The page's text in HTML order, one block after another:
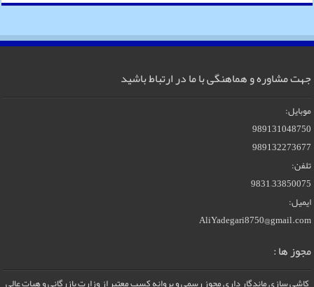
جهت مشاوره و هماهنگی با ما در ارتباط باشید
موبایل:
989131048750
989132273677
تلفن:
33850075–9831
ایمیل:
AliYadegari8750@gmail.com
مجوز ها :